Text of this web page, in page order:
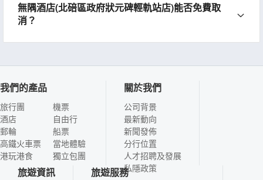
無隅酒店(北碚區政府狀元碑輕軌站店)能否免費取
消？
我們的產品
旅行團
酒店
郵輪
高鐵火車票
港玩港食
機票
自由行
船票
當地體驗
獨立包團
關於我們
公司背景
最新動向
新聞發佈
分行位置
人才招聘及發展
私隱政策
旅遊資訊 旅遊服務